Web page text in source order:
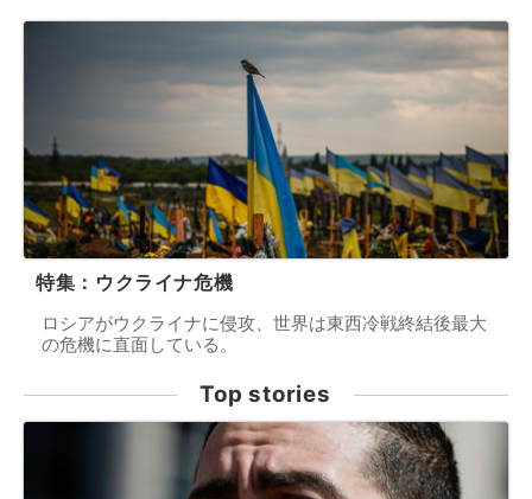
特集：ウクライナ危機
ロシアがウクライナに侵攻、世界は東西冷戦終結後最大
の危機に直面している。
Top stories